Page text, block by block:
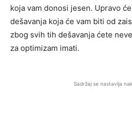
koja vam donosi jesen. Upravo
dešavanja koja će vam biti od
zbog svih tih dešavanja ćete
za optimizam imati.
Sadržaj se nastavlja